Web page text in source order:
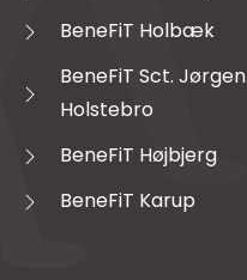
BeneFiT Holbæk
BeneFiT Sct. Jørgen
Holstebro
BeneFiT Højbjerg
BeneFiT Karup